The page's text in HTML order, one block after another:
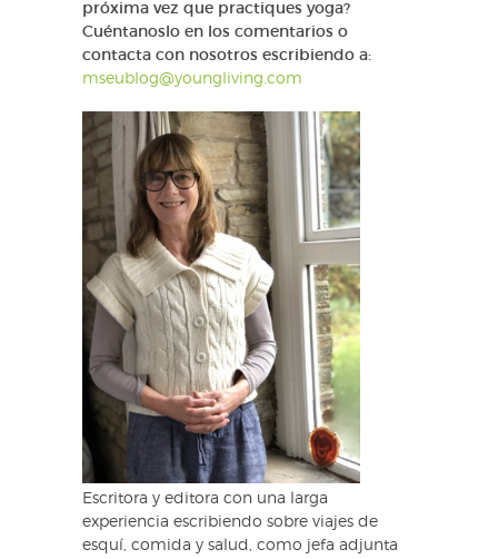
próxima vez que practiques yoga?
Cuéntanoslo en los comentarios o
contacta con nosotros escribiendo a:
mseublog@youngliving.com
Escritora y editora con una larga
experiencia escribiendo sobre viajes de
esquí, comida y salud, como jefa adjunta